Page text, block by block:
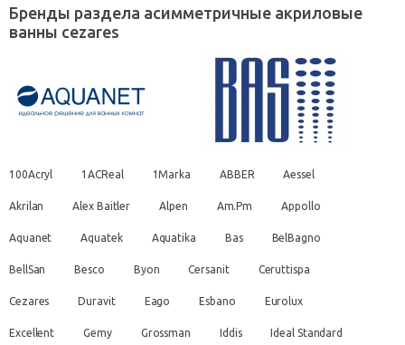
Бренды раздела асимметричные акриловые
ванны cezares
100Acryl 1ACReal 1Marka ABBER Aessel
Akrilan Alex Baitler Alpen Am.Pm Appollo
Aquanet Aquatek Aquatika Bas BelBagno
BellSan Besco Byon Cersanit Ceruttispa
Cezares Duravit Eago Esbano Eurolux
Excellent Gemy Grossman Iddis Ideal Standard